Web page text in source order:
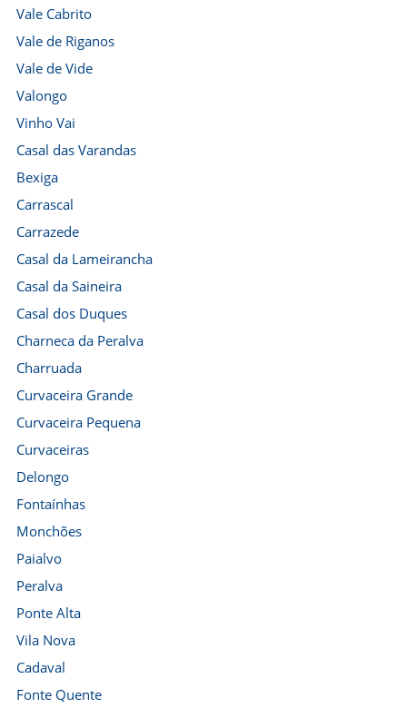
Vale Cabrito
Vale de Riganos
Vale de Vide
Valongo
Vinho Vai
Casal das Varandas
Bexiga
Carrascal
Carrazede
Casal da Lameirancha
Casal da Saineira
Casal dos Duques
Charneca da Peralva
Charruada
Curvaceira Grande
Curvaceira Pequena
Curvaceiras
Delongo
Fontaínhas
Monchões
Paialvo
Peralva
Ponte Alta
Vila Nova
Cadaval
Fonte Quente